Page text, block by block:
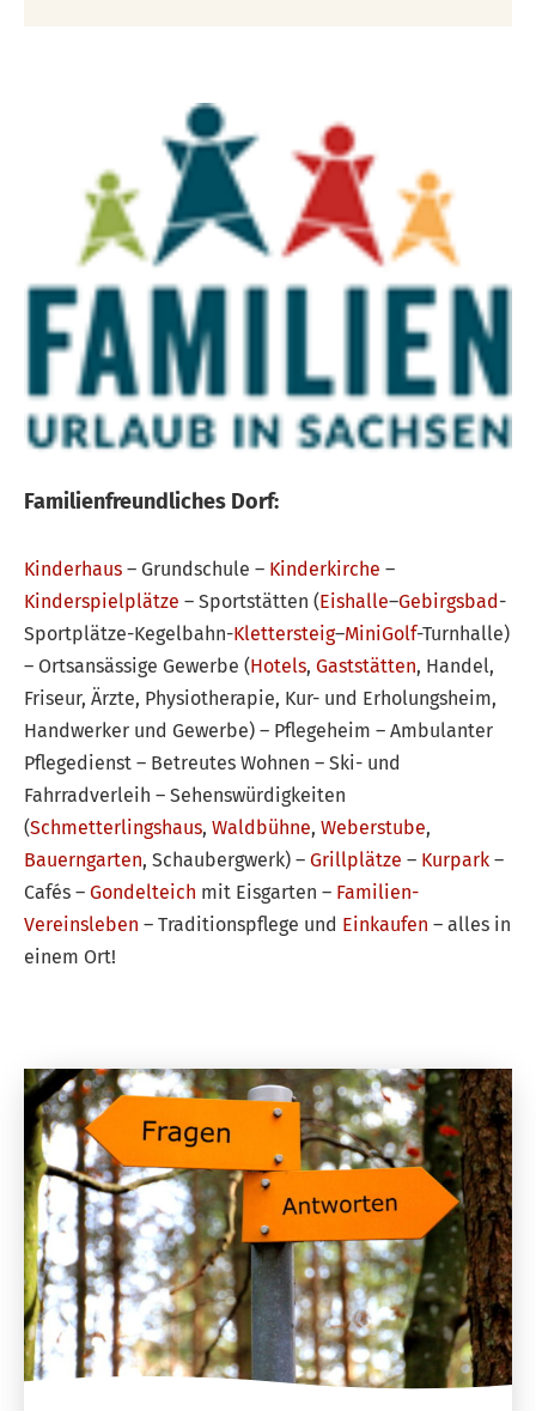
Familienfreundliches Dorf:
Kinderhaus – Grundschule – Kinderkirche –
Kinderspielplätze – Sportstätten (Eishalle–Gebirgsbad -
Sportplätze-Kegelbahn-Klettersteig–MiniGolf-Turnhalle)
– Ortsansässige Gewerbe (Hotels, Gaststätten, Handel,
Friseur, Ärzte, Physiotherapie, Kur- und Erholungsheim,
Handwerker und Gewerbe) – Pflegeheim – Ambulanter
Pflegedienst – Betreutes Wohnen – Ski- und
Fahrradverleih – Sehenswürdigkeiten
(Schmetterlingshaus, Waldbühne, Weberstube,
Bauerngarten, Schaubergwerk) – Grillplätze – Kurpark –
Cafés – Gondelteich mit Eisgarten – Familien-
Vereinsleben – Traditionspflege und Einkaufen – alles in
einem Ort!